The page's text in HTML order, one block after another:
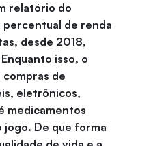
relatório do
percentual de renda
desde 2018,
isso, o
de
eletrônicos,
medicamentos
jogo. De que forma